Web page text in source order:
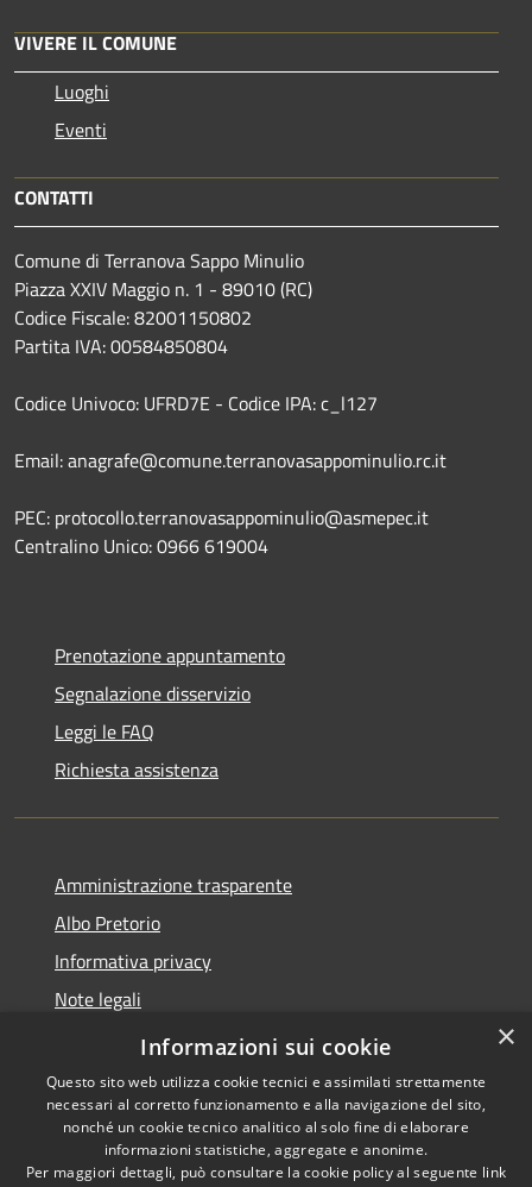
VIVERE IL COMUNE
Luoghi
Eventi
CONTATTI
Comune di Terranova Sappo Minulio
Piazza XXIV Maggio n. 1 - 89010 (RC)
Codice Fiscale: 82001150802
Partita IVA: 00584850804
Codice Univoco: UFRD7E - Codice IPA: c_l127
Email: anagrafe@comune.terranovasappominulio.rc.it
PEC: protocollo.terranovasappominulio@asmepec.it
Centralino Unico: 0966 619004
Prenotazione appuntamento
Segnalazione disservizio
Leggi le FAQ
Richiesta assistenza
Amministrazione trasparente
Albo Pretorio
Informativa privacy
Note legali
Dichiarazione di accessibilità
Copyright © 2026 • Comune di
×
Informazioni sui cookie
Questo sito web utilizza cookie tecnici e assimilati strettamente
necessari al corretto funzionamento e alla navigazione del sito,
nonché un cookie tecnico analitico al solo fine di elaborare
informazioni statistiche, aggregate e anonime.
Per maggiori dettagli, può consultare la cookie policy al seguente link